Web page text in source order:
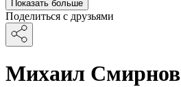
Показать больше
Поделиться с друзьями
Михаил Смирнов